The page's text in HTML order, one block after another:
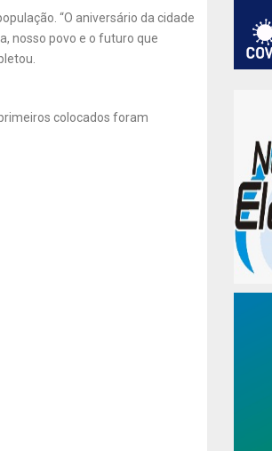
“O aniversário da cidade
nosso povo e o futuro que
colocados foram